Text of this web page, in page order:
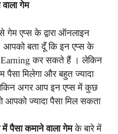
गेम
एप्स के द्वारा ऑनलाइन
आपको बता दूँ कि इन एप्स के
Earning कर सकते हैं । लेकिन
मिलेगा और बहुत ज्यादा
अगर आप इन एप्स में कुछ
ज्यादा पैसा मिल सकता
में पैसा कमाने वाला गेमके बारे में